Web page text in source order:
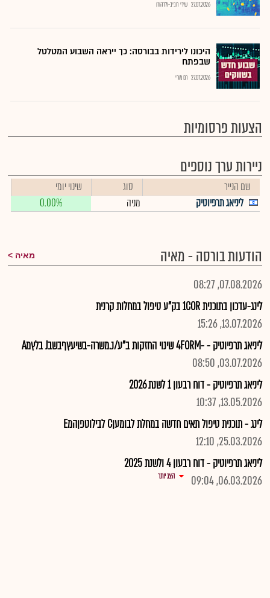
27.07.2026 שירי חביב-ולדהורן
היכונו לירידות בבורסה: כך ייראה השבוע המטלטל
שבפתח
27.07.2026 רם מורי
הצעות פרסומיות
ניירות ערך נוספים
שם הנייר סוג
שינוי יומי
ליניאג תרפיוטיק
מניה 0.00%
הודעות בורסה - מאיה מאיה
07.08.2026, 08:27
לינג-עדכון בתוכנית 1COR בק"ע טיפול במחלות קרנית
13.07.2026, 15:26
ליניאג תרפיוטיק - -4FORM שינוי החזקות ב"ע/נ.משרה-בשיעץףבשבJ בלץמA
03.07.2026, 08:50
ליניאג תרפיוטיק - דוח רבעון 1 לשנת 2026
13.05.2026, 10:37
לינג - תוכנית טיפול תאים חדשה במחלת לבומעןC לבילוטפןהמE
25.03.2026, 12:10
ליניאג תרפיוטיק - דוח רבעון 4 ולשנת 2025
06.03.2026, 09:04
הצג יותר